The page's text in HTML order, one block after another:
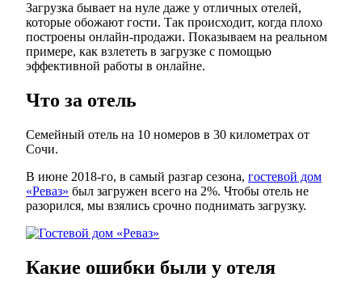
Загрузка бывает на нуле даже у отличных отелей,
которые обожают гости. Так происходит, когда плохо
построены онлайн-продажи. Показываем на реальном
примере, как взлететь в загрузке с помощью
эффективной работы в онлайне.
Что за отель
Семейный отель на 10 номеров в 30 километрах от
Сочи.
В июне 2018-го, в самый разгар сезона, гостевой дом
«Реваз» был загружен всего на 2%. Чтобы отель не
разорился, мы взялись срочно поднимать загрузку.
Какие ошибки были у отеля